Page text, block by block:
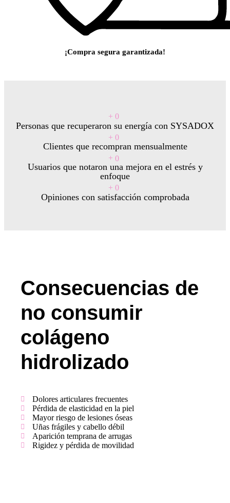
¡Compra segura garantizada!
+ 0
Personas que recuperaron su energía con SYSADOX
+ 0
Clientes que recompran mensualmente
+ 0
Usuarios que notaron una mejora en el estrés y
enfoque
+ 0
Opiniones con satisfacción comprobada
Consecuencias de
no consumir
colágeno
hidrolizado
Dolores articulares frecuentes
Pérdida de elasticidad en la piel
Mayor riesgo de lesiones óseas
Uñas frágiles y cabello débil
Aparición temprana de arrugas
Rigidez y pérdida de movilidad